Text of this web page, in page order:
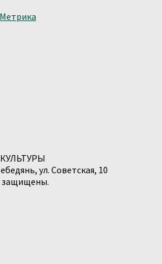
ул. Советская, 10
защищены.